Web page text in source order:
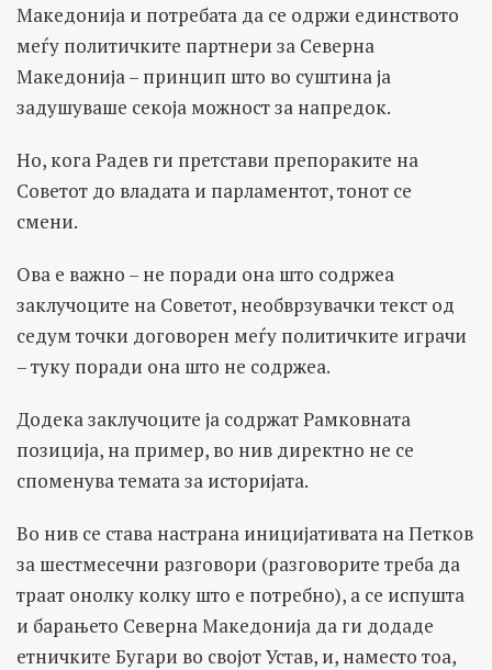
Македонија и потребата да се одржи единството
меѓу политичките партнери за Северна
Македонија – принцип што во суштина ја
задушуваше секоја можност за напредок.
Но, кога Радев ги претстави препораките на
Советот до владата и парламентот, тонот се
смени.
Ова е важно – не поради она што содржеа
заклучоците на Советот, необврзувачки текст од
седум точки договорен меѓу политичките играчи
– туку поради она што не содржеа.
Додека заклучоците ја содржат Рамковната
позиција, на пример, во нив директно не се
споменува темата за историјата.
Во нив се става настрана иницијативата на Петков
за шестмесечни разговори (разговорите треба да
траат онолку колку што е потребно), а се испушта
и барањето Северна Македонија да ги додаде
етничките Бугари во својот Устав, и, наместо тоа,